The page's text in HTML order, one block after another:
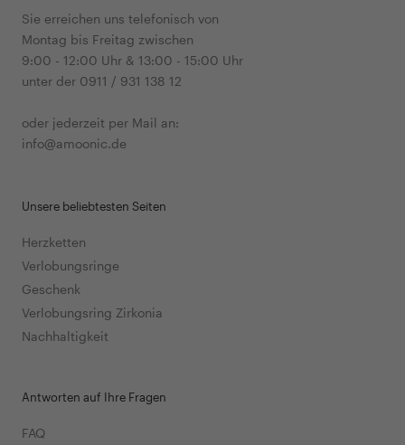
Sie erreichen uns telefonisch von
Montag bis Freitag zwischen
9:00 - 12:00 Uhr & 13:00 - 15:00 Uhr
unter der 0911 / 931 138 12
oder jederzeit per Mail an:
info@amoonic.de
Unsere beliebtesten Seiten
Herzketten
Verlobungsringe
Geschenk
Verlobungsring Zirkonia
Nachhaltigkeit
Antworten auf Ihre Fragen
FAQ